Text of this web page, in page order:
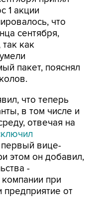
1 акции
что
сентября,
как
пакет, пояснял
что теперь
в том числе и
отвечая на
первый вице-
этом он добавил,
-
компании при
предприятие от